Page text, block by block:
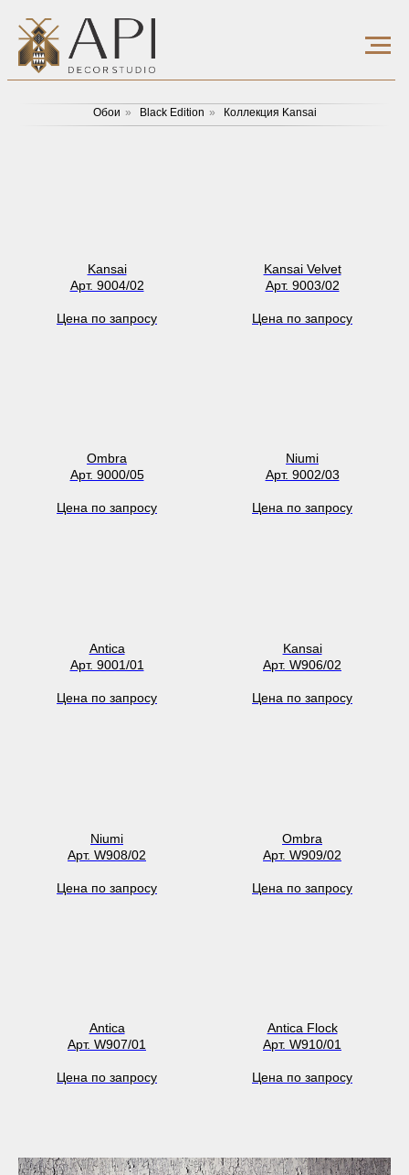
Обои » Black Edition » Коллекция Kansai
Kansai
Арт. 9004/02
Цена по запросу
Kansai Velvet
Арт. 9003/02
Цена по запросу
Ombra
Арт. 9000/05
Цена по запросу
Niumi
Арт. 9002/03
Цена по запросу
Antica
Арт. 9001/01
Цена по запросу
Kansai
Арт. W906/02
Цена по запросу
Niumi
Арт. W908/02
Цена по запросу
Ombra
Арт. W909/02
Цена по запросу
Antica
Арт. W907/01
Цена по запросу
Antica Flock
Арт. W910/01
Цена по запросу